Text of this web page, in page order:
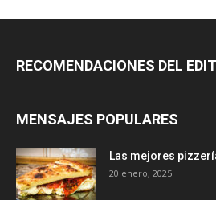
RECOMENDACIONES DEL
MENSAJES POPULARES
Las mejores
20 enero, 2025